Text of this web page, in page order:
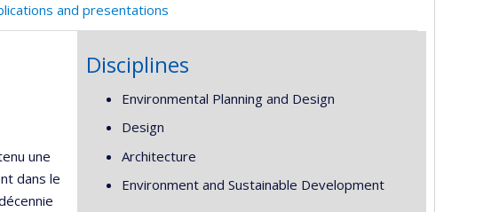
and presentations
une
dans le
Disciplines
Environmental Planning and Design
Design
Architecture
Environment and Sustainable Development